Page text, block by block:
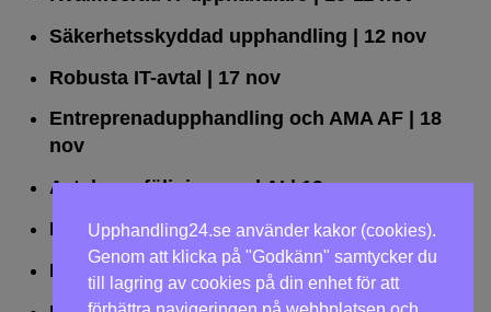
Säkerhetsskyddad upphandling | 12 nov
Robusta IT-avtal | 17 nov
Entreprenadupphandling och AMA AF| 18
nov
Avtalsuppföljning med AI| 19 nov
Leda upphandlingar effektivt| 25 nov
Dialogförfaranden | 26 nov
Upphandling24.se använder kakor (cookies).
Genom att klicka på "Godkänn" samtycker du
till lagring av cookies på din enhet för att